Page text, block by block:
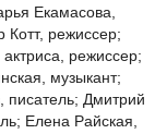
Екамасова,
Котт, режиссер;
режиссер;
музыкант;
писатель; Дмитрий
Елена Райская,